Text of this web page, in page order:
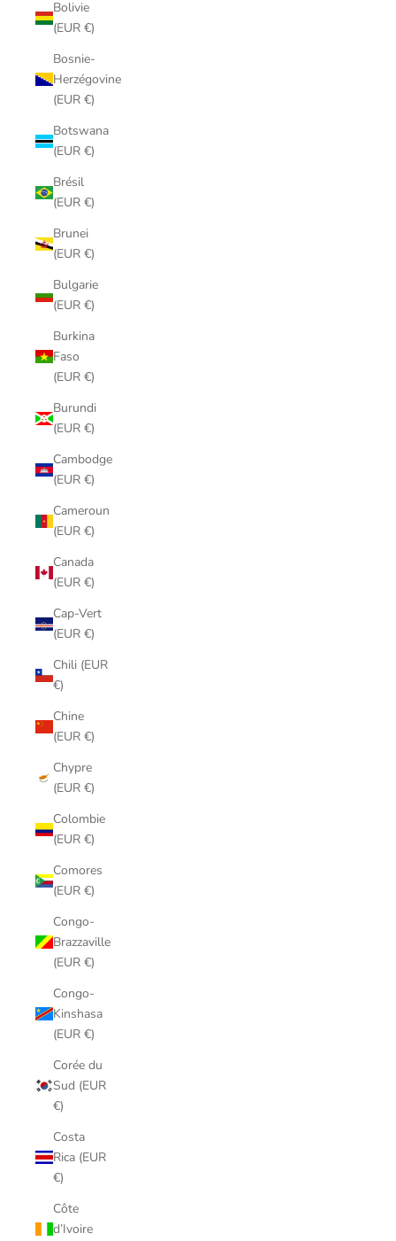
Bolivie
(EUR €)
Bosnie-
Herzégovine
(EUR €)
Botswana
(EUR €)
Brésil
(EUR €)
Brunei
(EUR €)
Bulgarie
(EUR €)
Burkina
Faso
(EUR €)
Burundi
(EUR €)
Cambodge
(EUR €)
Cameroun
(EUR €)
Canada
(EUR €)
Cap-Vert
(EUR €)
Chili (EUR
€)
Chine
(EUR €)
Chypre
(EUR €)
Colombie
(EUR €)
Comores
(EUR €)
Congo-
Brazzaville
(EUR €)
Congo-
Kinshasa
(EUR €)
Corée du
Sud (EUR
€)
Costa
Rica (EUR
€)
Côte
d’Ivoire